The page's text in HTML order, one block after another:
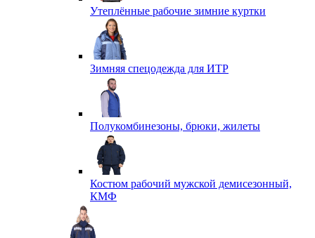
Утеплённые рабочие зимние куртки
Зимняя спецодежда для ИТР
Полукомбинезоны, брюки, жилеты
Костюм рабочий мужской демисезонный,
КМФ